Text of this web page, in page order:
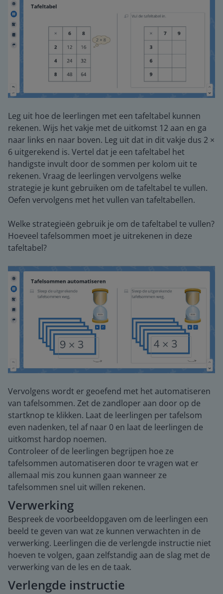
Leg uit hoe de leerlingen met een tafeltabel kunnen
rekenen. Wijs het vakje met de uitkomst 12 aan en ga
naar links en naar boven. Leg uit dat in dit vakje dus 2 ×
6 uitgerekend is. Vertel dat je een tafeltabel het
handigste invult door de sommen per kolom uit te
rekenen. Vraag de leerlingen vervolgens welke
strategie je kunt gebruiken om de tafeltabel te vullen.
Oefen vervolgens met het vullen van tafeltabellen.
Welke strategieën gebruik je om de tafeltabel te vullen?
Hoeveel tafelsommen moet je uitrekenen in deze
tafeltabel?
Vervolgens wordt er geoefend met het automatiseren
van tafelsommen. Zet de zandloper aan door op de
startknop te klikken. Laat de leerlingen per tafelsom
even nadenken, tel af naar 0 en laat de leerlingen de
uitkomst hardop noemen.
Controleer of de leerlingen begrijpen hoe ze
tafelsommen automatiseren door te vragen wat er
allemaal mis zou kunnen gaan wanneer ze
tafelsommen snel uit willen rekenen.
Verwerking
Bespreek de voorbeeldopgaven om de leerlingen een
beeld te geven van wat ze kunnen verwachten in de
verwerking. Leerlingen die de verlengde instructie niet
hoeven te volgen, gaan zelfstandig aan de slag met de
verwerking van de les en de taak.
Verlengde instructie